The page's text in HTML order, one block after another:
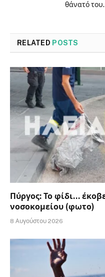
θάνατό του.
RELATED POSTS
Πύργος: Το φίδι…
νοσοκομείου (φωτο)
8 Αυγούστου 2026